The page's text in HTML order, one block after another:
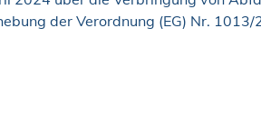
der Verordnung (EG) Nr. 1013/